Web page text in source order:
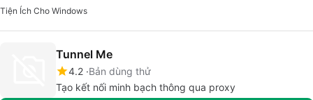
Tiện Ích Cho Windows
Tunnel Me
4.2 Bản dùng thử
Tạo kết nối minh bạch thông qua proxy